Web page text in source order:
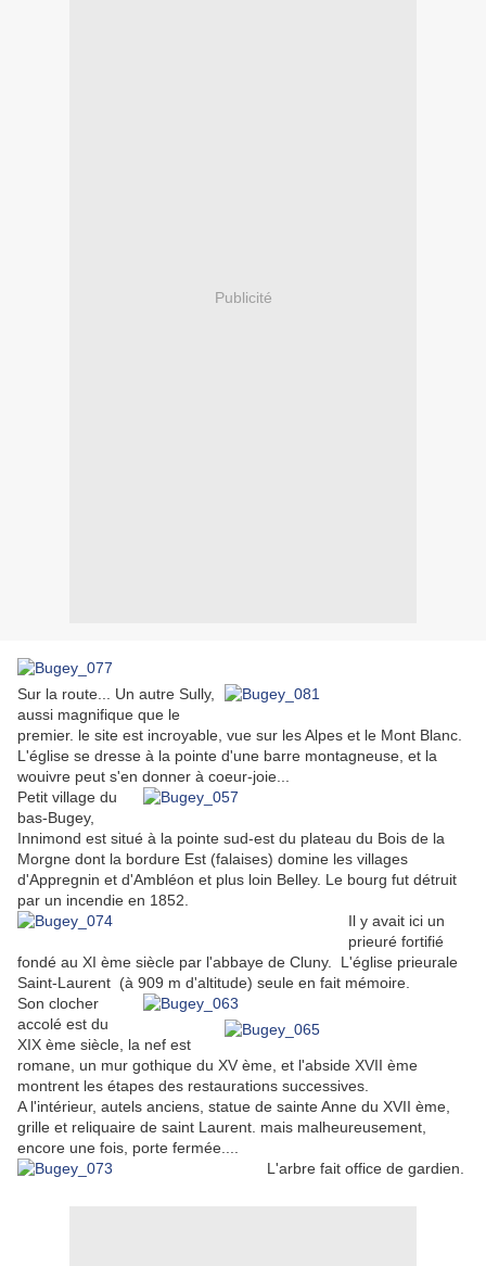
Publicité
Sur la route... Un autre Sully,
aussi magnifique que le
premier. le site est incroyable, vue sur les Alpes et le Mont Blanc.
L'église se dresse à la pointe d'une barre montagneuse, et la
wouivre peut s'en donner à coeur-joie...
Petit village du
bas-Bugey,
Innimond est situé à la pointe sud-est du plateau du Bois de la
Morgne dont la bordure Est (falaises) domine les villages
d'Appregnin et d'Ambléon et plus loin Belley. Le bourg fut détruit
par un incendie en 1852
Il y avait ici un
prieuré fortifié
fondé au XI ème siècle par l'abbaye de Cluny. L'église prieurale
Saint-Laurent (à 909 m d'altitude) seule en fait mémoire.
Son clocher
accolé est du
XIX ème siècle, la nef est
romane, un mur gothique du XV ème, et l'abside XVII ème
montrent les étapes des restaurations successives.
A l'intérieur, autels anciens, statue de sainte Anne du XVII ème,
grille et reliquaire de saint Laurent. mais malheureusement,
encore une fois, porte fermée....
L'arbre fait office de gardien.